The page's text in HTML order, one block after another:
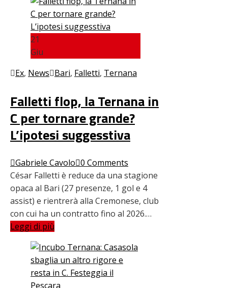
21
Giu
Ex, News Bari, Falletti, Ternana
Falletti flop, la Ternana in
C per tornare grande?
L’ipotesi suggesstiva
Gabriele Cavolo 0 Comments
César Falletti è reduce da una stagione
opaca al Bari (27 presenze, 1 gol e 4
assist) e rientrerà alla Cremonese, club
con cui ha un contratto fino al 2026.…
Leggi di più